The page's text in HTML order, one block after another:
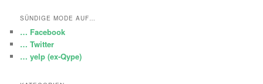
SÜNDIGE MODE AUF…
… Facebook
… Twitter
… yelp (ex-Qype)